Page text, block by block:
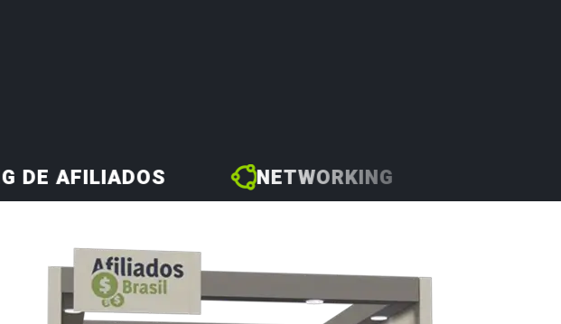
AFILIADOS NETWORKING